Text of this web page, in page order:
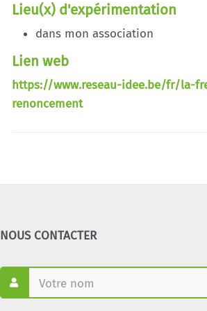
Lieu(x) d'expérimentation
dans mon association
Lien web
https://www.reseau-idee.be/fr/la-
renoncement
NOUS CONTACTER